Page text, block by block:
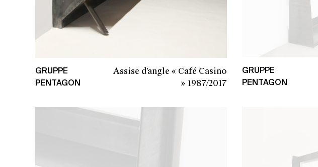
GRUPPE
PENTAGON
Assise d’angle « Café Casino
» 1987/2017
GRUPPE
PENTAGON